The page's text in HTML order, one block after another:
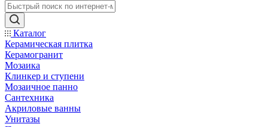
Каталог
Керамическая плитка
Керамогранит
Мозаика
Клинкер и ступени
Мозаичное панно
Сантехника
Акриловые ванны
Унитазы